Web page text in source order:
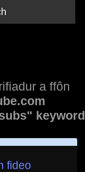
a ffôn
keyword
fideo